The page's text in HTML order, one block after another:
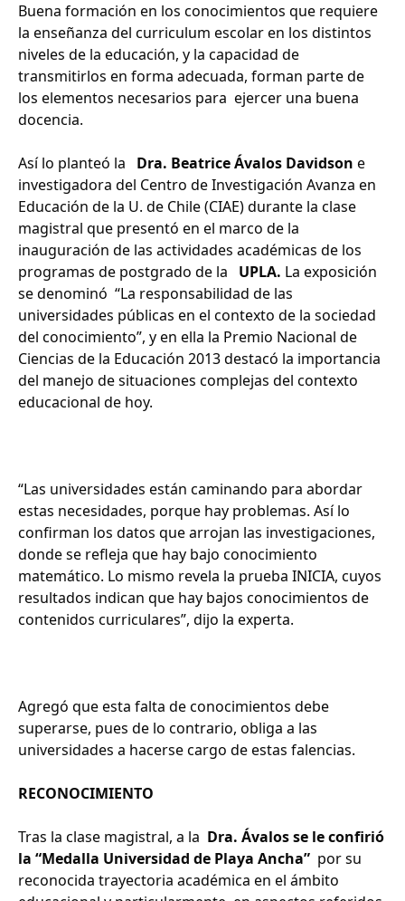
Buena formación en los conocimientos que requiere
la enseñanza del curriculum escolar en los distintos
niveles de la educación, y la capacidad de
transmitirlos en forma adecuada, forman parte de
los elementos necesarios para ejercer una buena
docencia.
Así lo planteó la Dra. Beatrice Ávalos Davidson e
investigadora del Centro de Investigación Avanza en
Educación de la U. de Chile (CIAE) durante la clase
magistral que presentó en el marco de la
inauguración de las actividades académicas de los
programas de postgrado de la
UPLA. La exposición
se denominó “La responsabilidad de las
universidades públicas en el contexto de la sociedad
del conocimiento”, y en ella la Premio Nacional de
Ciencias de la Educación 2013 destacó la importancia
del manejo de situaciones complejas del contexto
educacional de hoy.
“Las universidades están caminando para abordar
estas necesidades, porque hay problemas. Así lo
confirman los datos que arrojan las investigaciones,
donde se refleja que hay bajo conocimiento
matemático. Lo mismo revela la prueba INICIA, cuyos
resultados indican que hay bajos conocimientos de
contenidos curriculares”, dijo la experta.
Agregó que esta falta de conocimientos debe
superarse, pues de lo contrario, obliga a las
universidades a hacerse cargo de estas falencias.
RECONOCIMIENTO
Tras la clase magistral, a la Dra. Ávalos se le confirió
la “Medalla Universidad de Playa Ancha” por su
reconocida trayectoria académica en el ámbito